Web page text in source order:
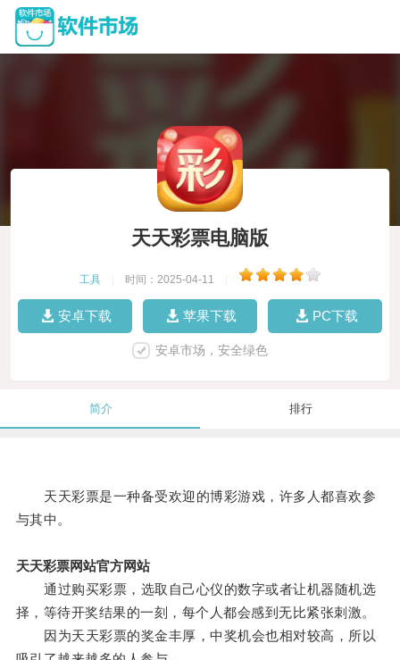
天天彩票电脑版
工具 时间：2025-04-11
安卓下载 苹果下载 PC下载
安卓市场，安全绿色
简介 排行
天天彩票是一种备受欢迎的博彩游戏，许多人都喜欢参
与其中。
天天彩票网站官方网站
通过购买彩票，选取自己心仪的数字或者让机器随机选
择，等待开奖结果的一刻，每个人都会感到无比紧张刺激。
因为天天彩票的奖金丰厚，中奖机会也相对较高，所以